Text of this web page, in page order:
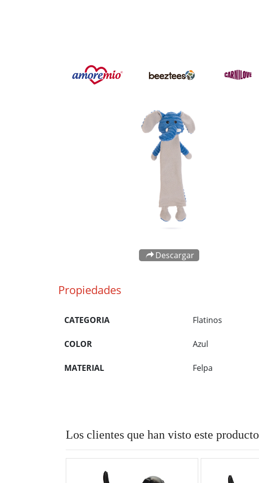
Descargar
Propiedades
CATEGORIA Flatinos
COLOR Azul
MATERIAL Felpa
Los clientes que han visto este